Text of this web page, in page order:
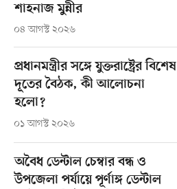
শাহনাজ মুন্নীর
০৪ আগস্ট ২০২৬
প্রধানমন্ত্রীর সঙ্গে যুক্তরাষ্ট্রের বিশেষ
দূতের বৈঠক, কী আলোচনা
হলো?
০১ আগস্ট ২০২৬
অবৈধ ডেন্টাল চেম্বার বন্ধ ও
উপজেলা পর্যায়ে পূর্ণাঙ্গ ডেন্টাল